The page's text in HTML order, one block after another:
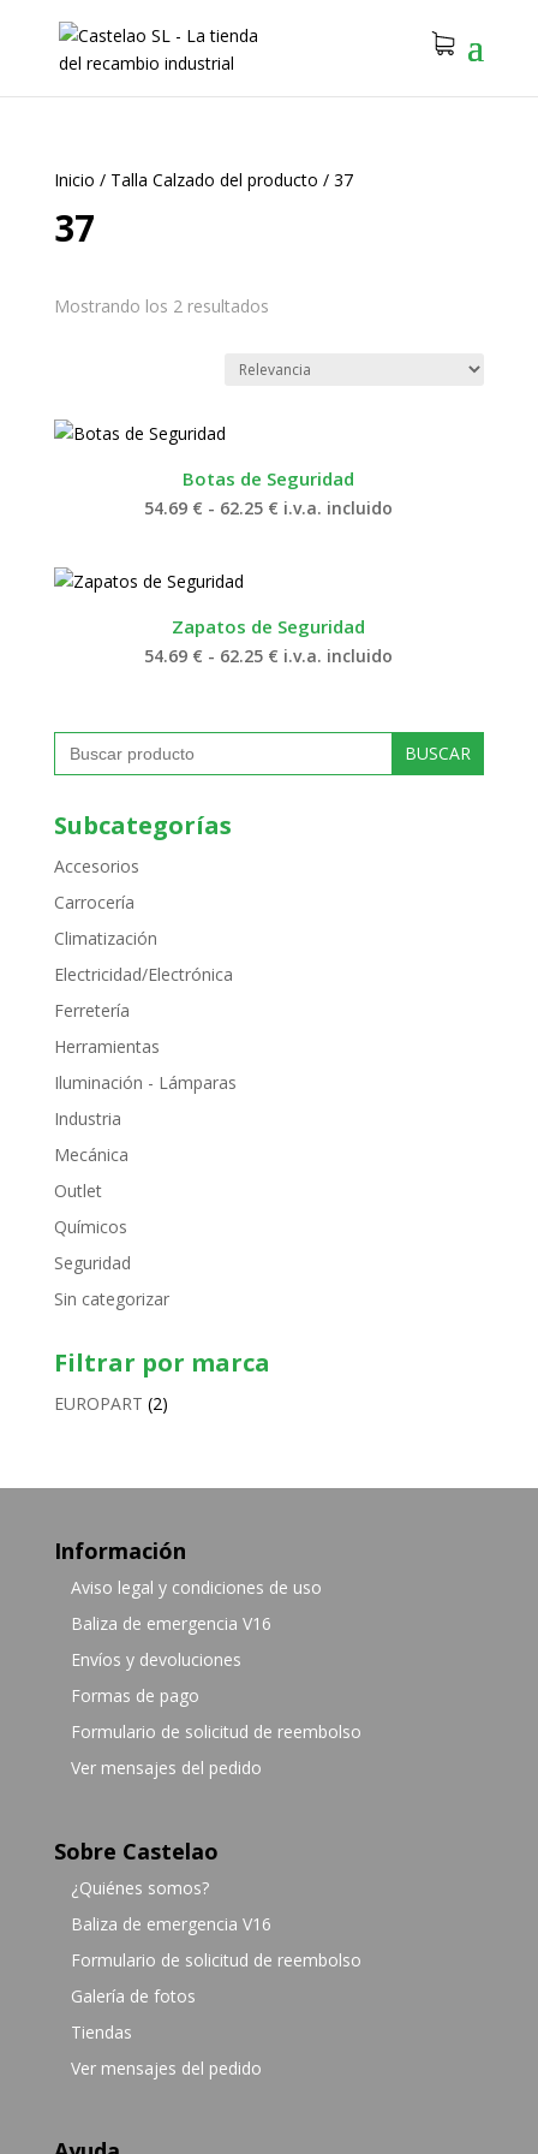
Inicio / Talla Calzado del producto / 37
37
Mostrando los 2 resultados
Botas de Seguridad
54.69 € - 62.25 € Rango
62.25 €
i.v.a. incluido
Zapatos de Seguridad
54.69 € - 62.25 € Rango
54.69 €
62.25 €
i.v.a. incluido
Buscar:
Subcategorías
Accesorios
Carrocería
Climatización
Electricidad/Electrónica
Ferretería
Herramientas
Iluminación - Lámparas
Industria
Mecánica
Outlet
Químicos
Seguridad
Sin categorizar
Filtrar por marca
EUROPART (2)
Información
Aviso legal y condiciones de uso
Baliza de emergencia V16
Envíos y devoluciones
Formas de pago
Formulario de solicitud de reembolso
Ver mensajes del pedido
Sobre Castelao
¿Quiénes somos?
Baliza de emergencia V16
Formulario de solicitud de reembolso
Galería de fotos
Tiendas
Ver mensajes del pedido